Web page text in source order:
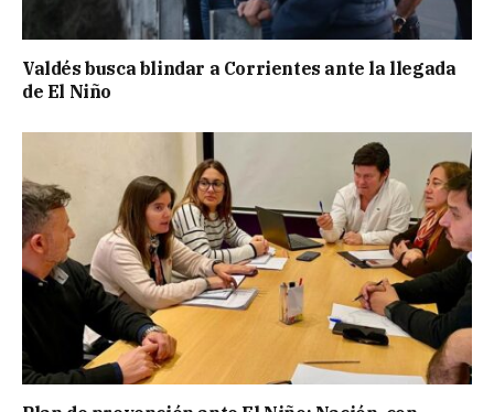
Valdés busca blindar a Corrientes ante la llegada
de El Niño